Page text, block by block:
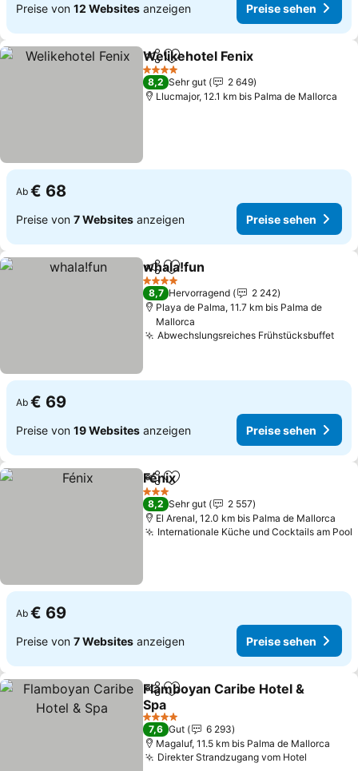
Preise von 12 Websites anzeigen Preise sehen
TeilenZu Favoriten hinzufügen
Welikehotel Fenix
4 Sterne
8,2 Sehr gut
2 649
Llucmajor, 12.1 km bis Palma de Mallorca
Ab € 68
Preise von 7 Websites anzeigen Preise sehen
TeilenZu Favoriten hinzufügen
whala!fun
4 Sterne
8,7 Hervorragend
2 242
Playa de Palma, 11.7 km bis Palma de
Mallorca
Abwechslungsreiches Frühstücksbuffet
Ab € 69
Preise von 19 Websites anzeigen Preise sehen
TeilenZu Favoriten hinzufügen
Fénix
3 Sterne
8,2 Sehr gut
2 557
El Arenal, 12.0 km bis Palma de Mallorca
Internationale Küche und Cocktails am Pool
Ab € 69
Preise von 7 Websites anzeigen Preise sehen
TeilenZu Favoriten hinzufügen
Flamboyan Caribe Hotel &
Spa
Preise sehen
4 Sterne
7,6 Gut
6 293
Magaluf, 11.5 km bis Palma de Mallorca
Direkter Strandzugang vom Hotel